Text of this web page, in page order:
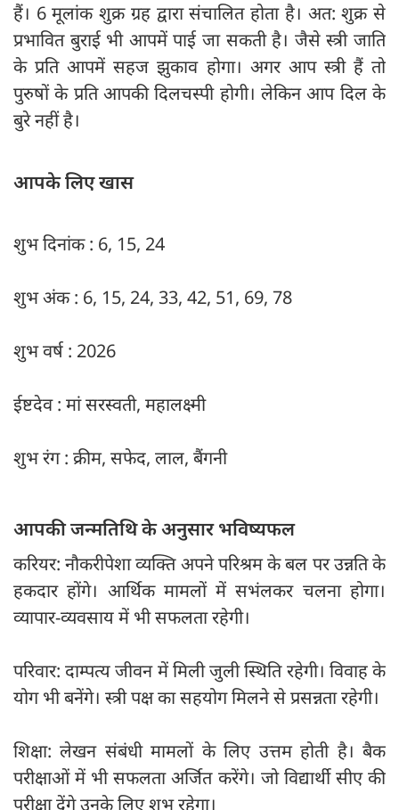
हैं। 6 मूलांक शुक्र ग्रह द्वारा संचालित होता है। अत: शुक्र से
प्रभावित बुराई भी आपमें पाई जा सकती है। जैसे स्त्री जाति
के प्रति आपमें सहज झुकाव होगा। अगर आप स्त्री हैं तो
पुरुषों के प्रति आपकी दिलचस्पी होगी। लेकिन आप दिल के
बुरे नहीं है।
आपके लिए खास
शुभ दिनांक : 6, 15, 24
शुभ अंक : 6, 15, 24, 33, 42, 51, 69, 78
शुभ वर्ष : 2026
ईष्टदेव : मां सरस्वती, महालक्ष्मी
शुभ रंग : क्रीम, सफेद, लाल, बैंगनी
आपकी जन्मतिथि के अनुसार भविष्यफल
करियर: नौकरीपेशा व्यक्ति अपने परिश्रम के बल पर उन्नति के
हकदार होंगे। आर्थिक मामलों में सभंलकर चलना होगा।
व्यापार-व्यवसाय में भी सफलता रहेगी।
परिवार: दाम्पत्य जीवन में मिली जुली स्थिति रहेगी। विवाह के
योग भी बनेंगे। स्त्री पक्ष का सहयोग मिलने से प्रसन्नता रहेगी।
शिक्षा: लेखन संबंधी मामलों के लिए उत्तम होती है। बैक
परीक्षाओं में भी सफलता अर्जित करेंगे। जो विद्यार्थी सीए की
परीक्षा देंगे उनके लिए शुभ रहेगा।